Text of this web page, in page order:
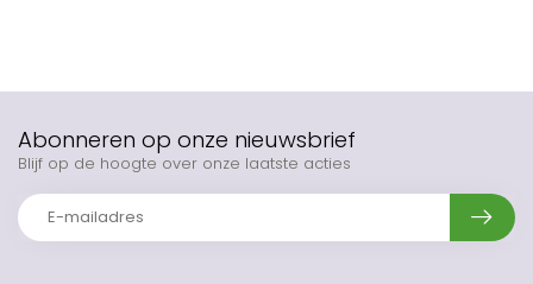
Abonneren op onze nieuwsbrief
Blijf op de hoogte over onze laatste acties